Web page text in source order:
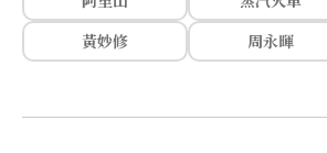
黃妙修
周永暉